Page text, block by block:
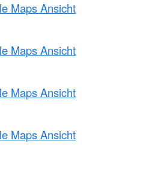
Maps Ansicht
Maps Ansicht
Maps Ansicht
Maps Ansicht